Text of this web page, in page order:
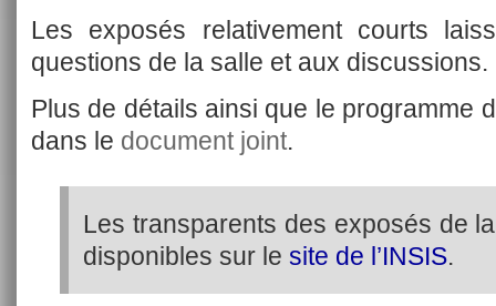
Les exposés relativement courts
questions de la salle et aux discussions.
Plus de détails ainsi que le programme
dans le document joint.
Les transparents des exposés de
disponibles sur le site de l’INSIS.